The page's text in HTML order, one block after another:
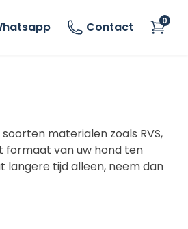
Contact 0
materialen zoals RVS,
formaat van uw hond ten
langere tijd alleen, neem dan